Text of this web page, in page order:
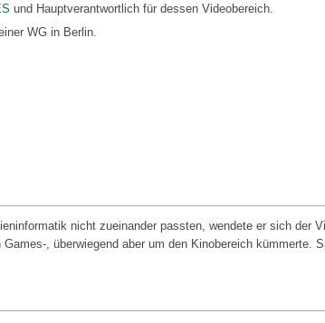
und Hauptverantwortlich für dessen Videobereich.
WG in Berlin.
nicht zueinander passten, wendete er sich der
, überwiegend aber um den Kinobereich kümmerte.